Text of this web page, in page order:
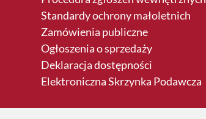
Standardy ochrony małoletnich
Zamówienia publiczne
Ogłoszenia o sprzedaży
Deklaracja dostępności
Elektroniczna Skrzynka Podawcza